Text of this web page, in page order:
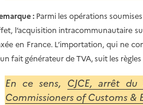
:Parmi les opérations
l’acquisition intracommunautaire
en France. L’importation, qui ne
fait générateur de TVA, suit les
En ce sens, CJCE, arrêt
Commissioners of Customs &